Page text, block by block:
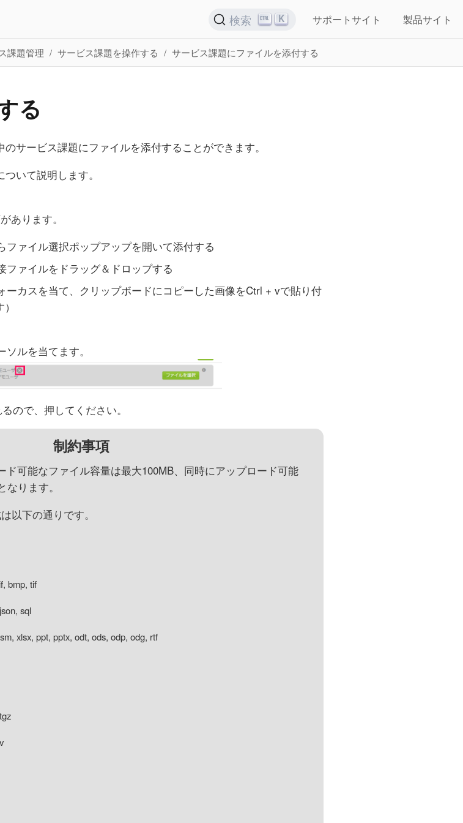
検索 K サポートサイト 製品サイト
課題管理 サービス課題を操作する サービス課題にファイルを添付する
る
サービス課題にファイルを添付することができます。
いて説明します。
あります。
ファイル選択ポップアップを開いて添付する
ファイルをドラッグ＆ドロップする
ーカスを当て、クリップボードにコピーした画像をCtrl + vで貼り付
ルを当てます。
ので、押してください。
制約事項
ド可能なファイル容量は最大100MB、同時にアップロード可能
ります。
以下の通りです。
bmp, tif
sql
xlsx, ppt, pptx, odt, ods, odp, odg, rtf